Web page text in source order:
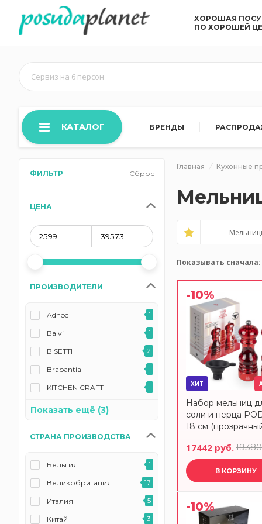
ХОРОШАЯ
ПО ХОРОШЕЙ
Сервиз на 6 персон
КАТАЛОГ БРЕНДЫ
ФИЛЬТР Сброс
ЦЕНА
ПРОИЗВОДИТЕЛИ
Adhoc 1
Balvi 1
BISETTI 2
Brabantia 1
KITCHEN CRAFT 1
T&G
Показать ещё (3)
СТРАНА ПРОИЗВОДСТВА
Бельгия 1
Великобритания 17
Италия 5
Китай 3
Главная Кухонные
Показывать сначала:
-10%
ХИТ
Набор мельниц
соли и перца
18 см
Peugeot 47993
17442 руб.
В КОРЗИНУ
-10%